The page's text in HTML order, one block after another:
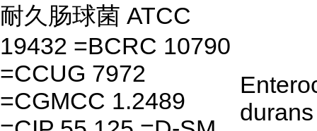
耐久肠球菌 ATCC
19432 =BCRC 10790
=CCUG 7972
=CGMCC 1.2489
durans